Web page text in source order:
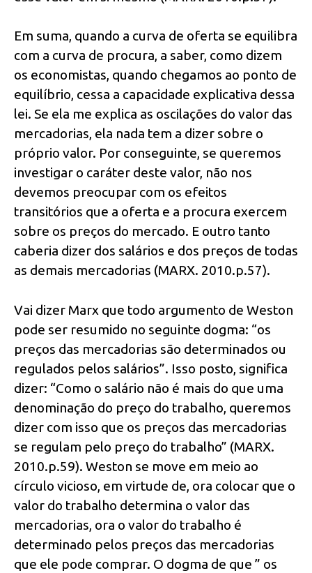
Em suma, quando a curva de oferta se equilibra
com a curva de procura, a saber, como dizem
os economistas, quando chegamos ao ponto de
equilíbrio, cessa a capacidade explicativa dessa
lei. Se ela me explica as oscilações do valor das
mercadorias, ela nada tem a dizer sobre o
próprio valor. Por conseguinte, se queremos
investigar o caráter deste valor, não nos
devemos preocupar com os efeitos
transitórios que a oferta e a procura exercem
sobre os preços do mercado. E outro tanto
caberia dizer dos salários e dos preços de todas
as demais mercadorias (MARX. 2010.p.57).
Vai dizer Marx que todo argumento de Weston
pode ser resumido no seguinte dogma: “os
preços das mercadorias são determinados ou
regulados pelos salários”. Isso posto, significa
dizer: “Como o salário não é mais do que uma
denominação do preço do trabalho, queremos
dizer com isso que os preços das mercadorias
se regulam pelo preço do trabalho” (MARX.
2010.p.59). Weston se move em meio ao
círculo vicioso, em virtude de, ora colocar que o
valor do trabalho determina o valor das
mercadorias, ora o valor do trabalho é
determinado pelos preços das mercadorias
que ele pode comprar. O dogma de que ” os